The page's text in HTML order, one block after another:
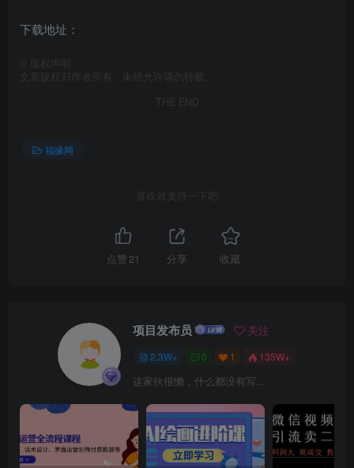
下载地址：
版权声明
文章版权归作者所有，未经允许请勿转载。
THE END
福缘网
喜欢就支持一下吧
点赞 21 分享 收藏
项目发布员 关注
2.3W+ 0 1 135W+
这家伙很懒，什么都没有写...